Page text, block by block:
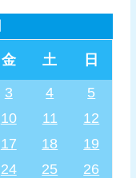
金 土 日
3 4
5
10 11
12
17 18
19
24 25
26